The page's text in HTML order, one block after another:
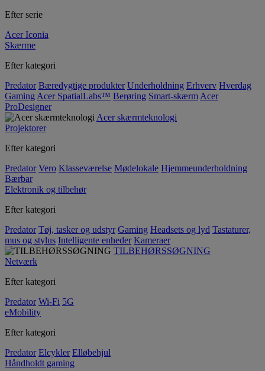
Efter serie
Acer Iconia
Skærme
Efter kategori
Predator Bæredygtige produkter Underholdning Erhverv Hverdag
Gaming Acer SpatialLabs™ Berøring Smart-skærm Acer
ProDesigner
Acer skærmteknologi
Projektorer
Efter kategori
Predator Vero Klasseværelse Mødelokale Hjemmeunderholdning
Bærbar
Elektronik og tilbehør
Efter kategori
Predator Tøj, tasker og udstyr Gaming Headsets og lyd Tastaturer,
mus og stylus Intelligente enheder Kameraer
TILBEHØRSSØGNING
Netværk
Efter kategori
Predator Wi-Fi 5G
eMobility
Efter kategori
Predator Elcykler Elløbehjul
Håndholdt gaming